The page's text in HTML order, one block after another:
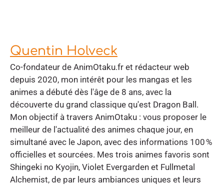
Quentin Holveck
Co-fondateur de AnimOtaku.fr et rédacteur web
depuis 2020, mon intérêt pour les mangas et les
animes a débuté dès l'âge de 8 ans, avec la
découverte du grand classique qu'est Dragon Ball.
Mon objectif à travers AnimOtaku : vous proposer le
meilleur de l'actualité des animes chaque jour, en
simultané avec le Japon, avec des informations 100 %
officielles et sourcées. Mes trois animes favoris sont
Shingeki no Kyojin, Violet Evergarden et Fullmetal
Alchemist, de par leurs ambiances uniques et leurs